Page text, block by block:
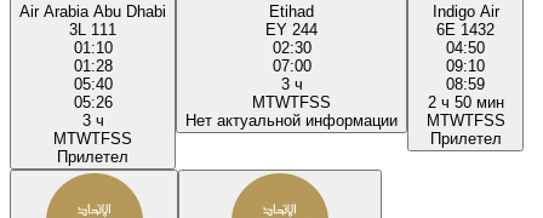
Air Arabia Abu Dhabi
3L 111
01:10
01:28
05:40
05:26
3 ч
MTWTFSS
Прилетел
Etihad
EY 244
02:30
07:00
3 ч
MTWTFSS
Нет актуальной информации
Indigo Air
6E 1432
04:50
09:10
08:59
2 ч 50 мин
MTWTFSS
Прилетел